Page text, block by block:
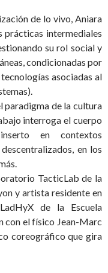
de lo vivo, Aniara
prácticas intermediales
su rol social y
condicionadas por
asociadas al
paradigma de la cultura
interroga el cuerpo
en contextos
en los
TacticLab de la
y artista residente en
de la Escuela
con el físico Jean-Marc
coreográfico que gira